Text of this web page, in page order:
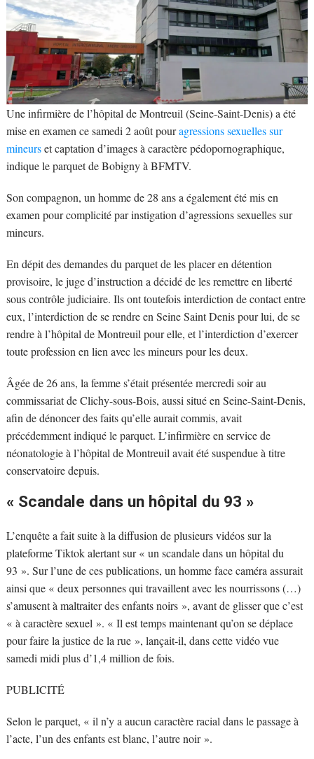
Une infirmière de l’hôpital de Montreuil (Seine-Saint-Denis) a été
mise en examen ce samedi 2 août pouragressions sexuelles sur
mineurset captation d’images à caractère pédopornographique,
indique le parquet de Bobigny à BFMTV.
Son compagnon, un homme de 28 ans a également été mis en
examen pour complicité par instigation d’agressions sexuelles sur
mineurs.
En dépit des demandes du parquet de les placer en détention
provisoire, le juge d’instruction a décidé de les remettre en liberté
sous contrôle judiciaire. Ils ont toutefois interdiction de contact entre
eux, l’interdiction de se rendre en Seine Saint Denis pour lui, de se
rendre à l’hôpital de Montreuil pour elle, et l’interdiction d’exercer
toute profession en lien avec les mineurs pour les deux.
Âgée de 26 ans, la femme s’était présentée mercredi soir au
commissariat de Clichy-sous-Bois, aussi situé en Seine-Saint-Denis,
afin de dénoncer des faits qu’elle aurait commis, avait
précédemment indiqué le parquet. L’infirmière en service de
néonatologie à l’hôpital de Montreuil avait été suspendue à titre
conservatoire depuis.
« Scandale dans un hôpital du 93 »
L’enquête a fait suite à la diffusion de plusieurs vidéos sur la
plateforme Tiktok alertant sur « un scandale dans un hôpital du
93 ». Sur l’une de ces publications, un homme face caméra assurait
ainsi que « deux personnes qui travaillent avec les nourrissons (…)
s’amusent à maltraiter des enfants noirs », avant de glisser que c’est
« à caractère sexuel ». « Il est temps maintenant qu’on se déplace
pour faire la justice de la rue », lançait-il, dans cette vidéo vue
samedi midi plus d’1,4 million de fois.
PUBLICITÉ
Selon le parquet, « il n’y a aucun caractère racial dans le passage à
l’acte, l’un des enfants est blanc, l’autre noir ».